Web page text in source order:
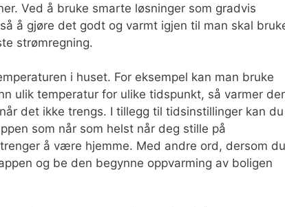
Ved å bruke smarte løsninger som gradvis
å gjøre det godt og varmt igjen til man skal
strømregning.
i huset. For eksempel kan man bruke
ulik temperatur for ulike tidspunkt, så varmer
det ikke trengs. I tillegg til tidsinstillinger kan du
som når som helst når deg stille på
å være hjemme. Med andre ord, dersom du
og be den begynne oppvarming av boligen